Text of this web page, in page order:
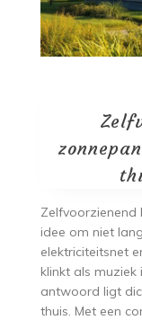
Zelfvoorzienend
idee om niet
elektriciteitsnet
klinkt als muziek
antwoord ligt
thuis. Met een